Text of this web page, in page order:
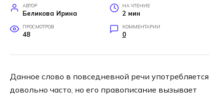
АВТОР
Беликова Ирина
НА ЧТЕНИЕ
2 мин
ПРОСМОТРОВ
48
КОММЕНТАРИИ
0
Данное слово в повседневной речи употребляется
довольно часто, но его правописание вызывает